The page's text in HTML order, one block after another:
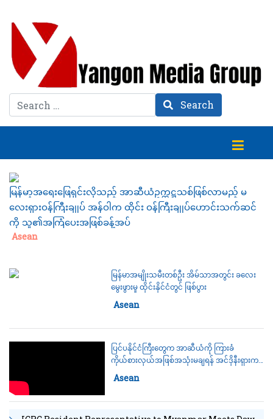
Search Search
မြန်မာ့အရေးဖြေရှင်းလိုသည့် အာဆီယံဥက္ကဋ္ဌသစ်ဖြစ်လာမည့် မ
လေးရှားဝန်ကြီးချုပ် အန်ဝါက ထိုင်း ဝန်ကြီးချုပ်ဟောင်းသက်ဆင်
ကို သူ၏အကြံပေးအဖြစ်ခန့်အပ်
Category:
Asean
မြန်မာအမျိုးသမီးတစ်ဦး အိမ်သာအတွင်း ခလေး
မွေးဖွားမှု ထိုင်းနိုင်ငံတွင် ဖြစ်ပွား
Category:
Asean
ပြင်ပနိုင်ငံကြီးတွေက အာဆီယံကို ကြားခံ
ကိုယ်စားလှယ်အဖြစ်အသုံးမချရန် အင်ဒိုနီးရှားက
အာဆီယံအစည်းအဝေးတွင်ပြောကြား (ရုပ်သံ)
Category:
Asean